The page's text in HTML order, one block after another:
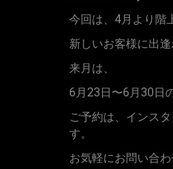
今回は、4月より階
新しいお客様に出
来月は、
6月23日〜6月30日
ご予約は、インス
す。
お気軽にお問い合わ